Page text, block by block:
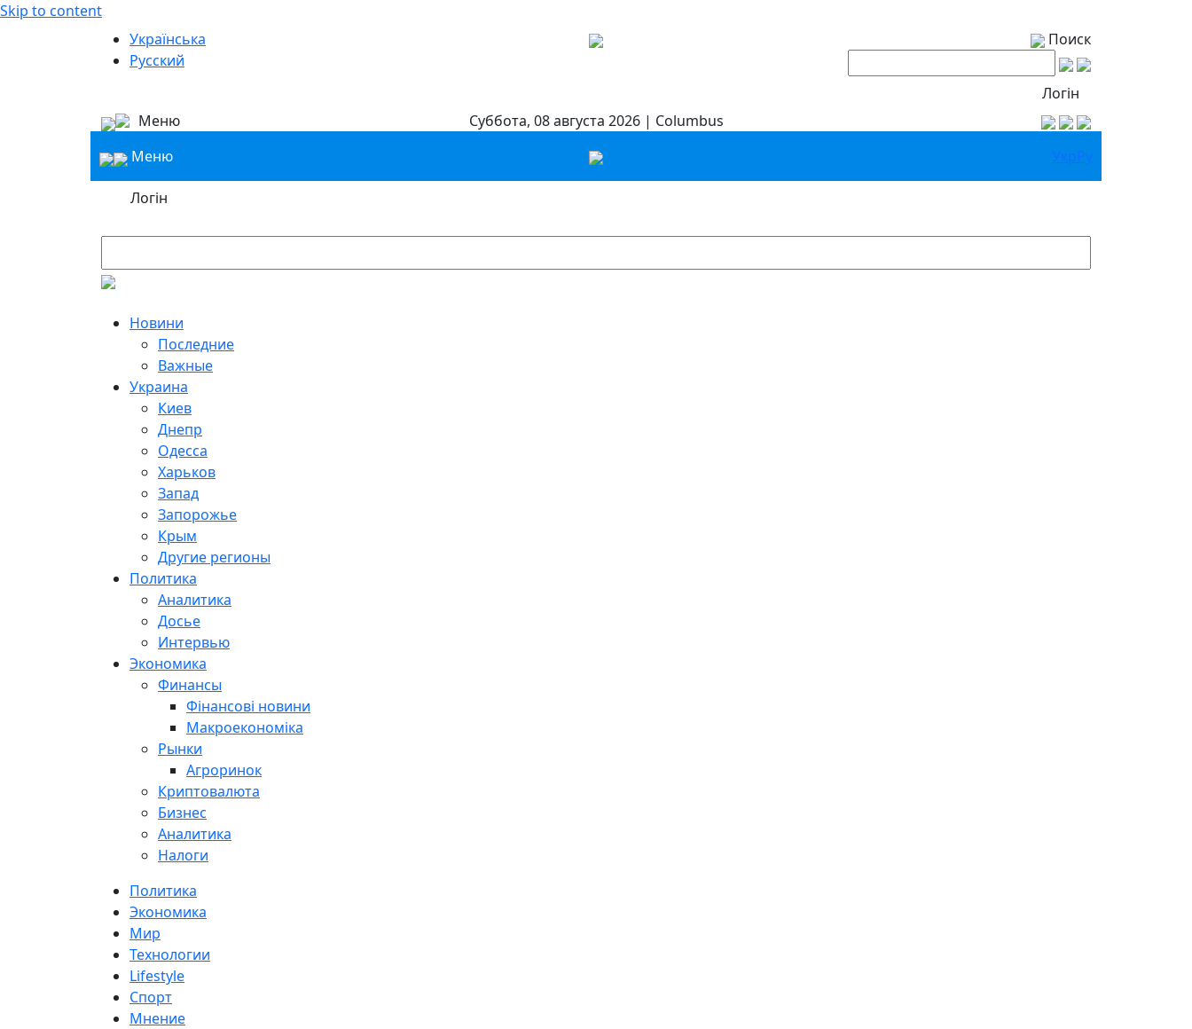
Skip to content
Українська
Русский
Поиск
Логін
Меню
Суббота, 08 августа 2026 | Columbus
Меню
УкрРу
Логін
Новини
Последние
Важные
Украина
Киев
Днепр
Одесса
Харьков
Запад
Запорожье
Крым
Другие регионы
Политика
Аналитика
Досье
Интервью
Экономика
Финансы
Фінансові новини
Макроекономіка
Рынки
Агроринок
Криптовалюта
Бизнес
Аналитика
Налоги
Политика
Экономика
Мир
Технологии
Lifestyle
Спорт
Мнение